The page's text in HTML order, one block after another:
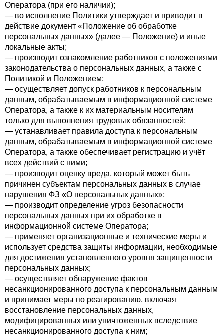
Оператора (при его наличии);
— во исполнение Политики утверждает и приводит в
действие документ «Положение об обработке
персональных данных» (далее — Положение) и иные
локальные акты;
— производит ознакомление работников с положениями
законодательства о персональных данных, а также с
Политикой и Положением;
— осуществляет допуск работников к персональным
данным, обрабатываемым в информационной системе
Оператора, а также к их материальным носителям
только для выполнения трудовых обязанностей;
— устанавливает правила доступа к персональным
данным, обрабатываемым в информационной системе
Оператора, а также обеспечивает регистрацию и учёт
всех действий с ними;
— производит оценку вреда, который может быть
причинен субъектам персональных данных в случае
нарушения ФЗ «О персональных данных»;
— производит определение угроз безопасности
персональных данных при их обработке в
информационной системе Оператора;
— применяет организационные и технические меры и
использует средства защиты информации, необходимые
для достижения установленного уровня защищенности
персональных данных;
— осуществляет обнаружение фактов
несанкционированного доступа к персональным данным
и принимает меры по реагированию, включая
восстановление персональных данных,
модифицированных или уничтоженных вследствие
несанкционированного доступа к ним;